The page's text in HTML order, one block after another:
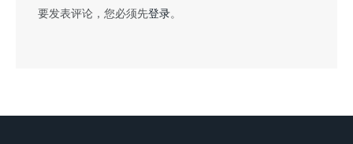
要发表评论，您必须先登录。